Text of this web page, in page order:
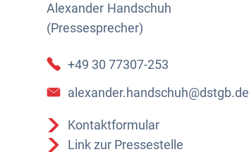
Alexander Handschuh
(Pressesprecher)
Alexander Handschuh
+49 30 77307-253
alexander.handschuh@dstgb.de
Kontaktformular
Link zur Pressestelle